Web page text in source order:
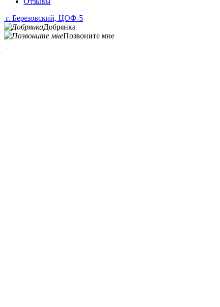
г. Березовский, ЦОФ-5
Добрянка
Позвоните мне